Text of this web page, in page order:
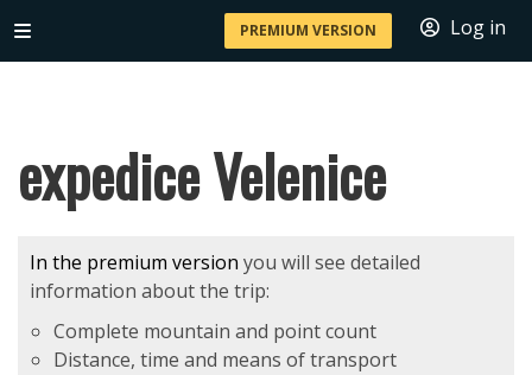
PREMIUM VERSION Log in
expedice Velenice
In the premium version you will see detailed
information about the trip:
Complete mountain and point count
Distance, time and means of transport